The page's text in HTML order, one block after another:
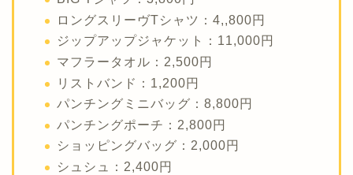
ロングスリーヴTシャツ：4,,800円
ジップアップジャケット：11,000円
マフラータオル：2,500円
リストバンド：1,200円
パンチングミニバッグ：8,800円
パンチングポーチ：2,800円
ショッピングバッグ：2,000円
シュシュ：2,400円